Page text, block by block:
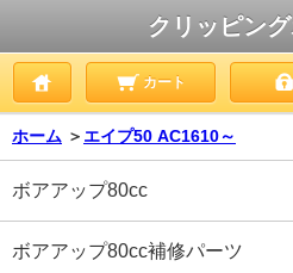
クリッピン
カート
ホーム ＞ エイプ50 AC1610～
ボアアップ80cc
ボアアップ80cc補修パーツ